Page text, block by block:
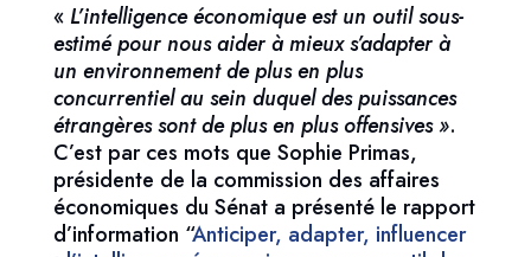
« L’intelligence économique est un outil sous-
estimé pour nous aider à mieux s’adapter à
un environnement de plus en plus
concurrentiel au sein duquel des puissances
étrangères sont de plus en plus offensives ».
C’est par ces mots que Sophie Primas,
présidente de la commission des affaires
économiques du Sénat a présenté le rapport
d’information “Anticiper, adapter, influencer